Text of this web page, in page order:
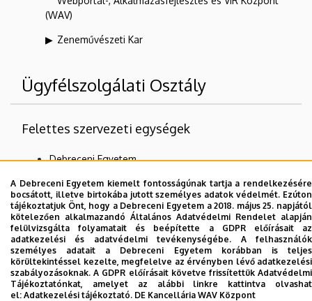
(WAV)
Zeneművészeti Kar
Ügyfélszolgálati Osztály
Felettes szervezeti egységek
Debreceni Egyetem
DE Egyetemi és Nemzeti Könyvtár (DEENK)
Dolgozói adatmódosítás igénylése a DE
telefonkönyvében|Külső személyek rögzítése a
DE telefonkönyvében|Súgó|Hibabejelentés
A Debreceni Egyetem kiemelt fontosságúnak tartja a rendelkezésére
bocsátott, illetve birtokába jutott személyes adatok védelmét. Ezúton
tájékoztatjuk Önt, hogy a Debreceni Egyetem a 2018. május 25. napjától
kötelezően alkalmazandó Általános Adatvédelmi Rendelet alapján
felülvizsgálta folyamatait és beépítette a GDPR előírásait az
adatkezelési és adatvédelmi tevékenységébe. A felhasználók
személyes adatait a Debreceni Egyetem korábban is teljes
körültekintéssel kezelte, megfelelve az érvényben lévő adatkezelési
szabályozásoknak. A GDPR előírásait követve frissítettük Adatvédelmi
Tájékoztatónkat, amelyet az alábbi linkre kattintva olvashat
el: Adatkezelési tájékoztató. DE Kancellária WAV Központ